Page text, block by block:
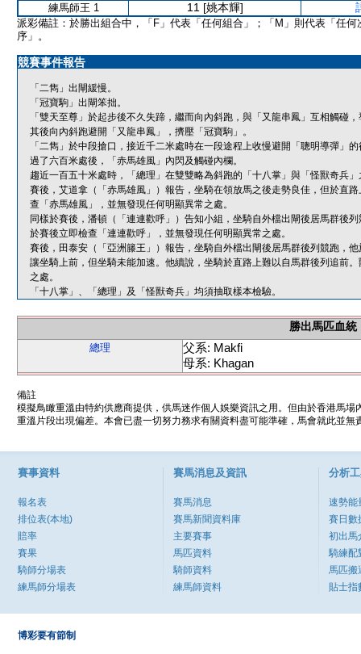
練馬師王 1 11 [姚本輝]
派彩備註：於勝出組合中，「F」代表「任何組合」；「M」則代表「任何
序」。
競賽事件報告
「二雋」出閘緩慢。
「冠寶駒」出閘笨拙。
「雙天至尊」於起步後不久失蹄，繼而向內斜跑，與「又龍串鳳」互相觸碰
其後向內斜跑避開「又龍串鳳」，擠壓「冠寶駒」。
「二雋」於中段搶口，接近千二米處時在一段途程上收慢避開「聰明導彈」
過了六百米處後，「赤馬雄風」內閃及觸碰內欄。
趨近一百五十米處時，「總理」在雙雙略為斜跑的「十八掌」與「怪獸奇兵
賽後，艾道拿（「赤馬雄風」）報告，坐騎在領放馬之後走勢良佳，但於直
查「赤馬雄風」，並無發現任何明顯異常之處。
同樣於賽後，潘頓（「連連歡呼」）告知小組，坐騎自外檔出閘後居馬群後
於賽後立即檢查「連連歡呼」，並無發現任何明顯異常之處。
賽後，田泰安（「亞洲籐王」）報告，坐騎自外檔出閘後居馬群後列競跑，
讓坐騎上前，但坐騎未能加速。他續說，坐騎於直路上難以自馬群後列追前
之處。
「十八掌」、「總理」及「怪獸奇兵」均須抽取樣本檢驗。
勝出馬匹血統
總理
父系: Makfi
母系: Khagan
備註
模擬鳥瞰重溫由特約供應商提供，供馬迷作個人娛樂資訊之用。但由於香港馬
重溫片段出現偏差。本會已盡一切努力務求有關資料盡可能準確，馬會就此並
賽事資料
報名表
排位表(本地)
賠率
賽果
騎師分場表
練馬師分場表
賽馬消息及資訊
賽馬消息
賽馬新聞資料庫
主要賽事
馬匹資料
騎師資料
練馬師資料
分析
速勢能
賽日數
初出馬
騎練配
馬匹搬
貼士指
博彩要有節制